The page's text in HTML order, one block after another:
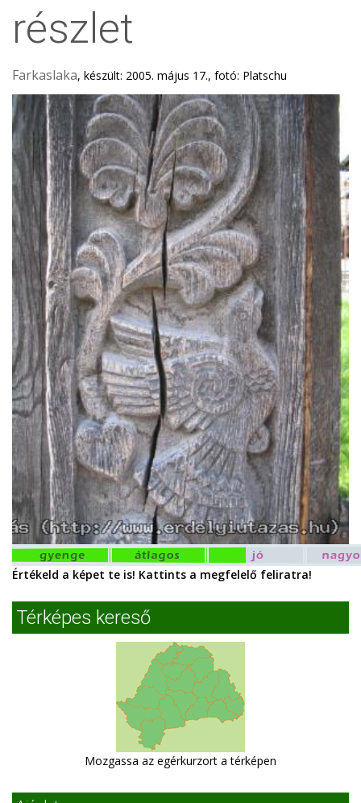
részlet
Farkaslaka, készült: 2005. május 17., fotó: Platschu
Értékeld a képet te is! Kattints a megfelelő feliratra!
Térképes kereső
Mozgassa az egérkurzort a térképen